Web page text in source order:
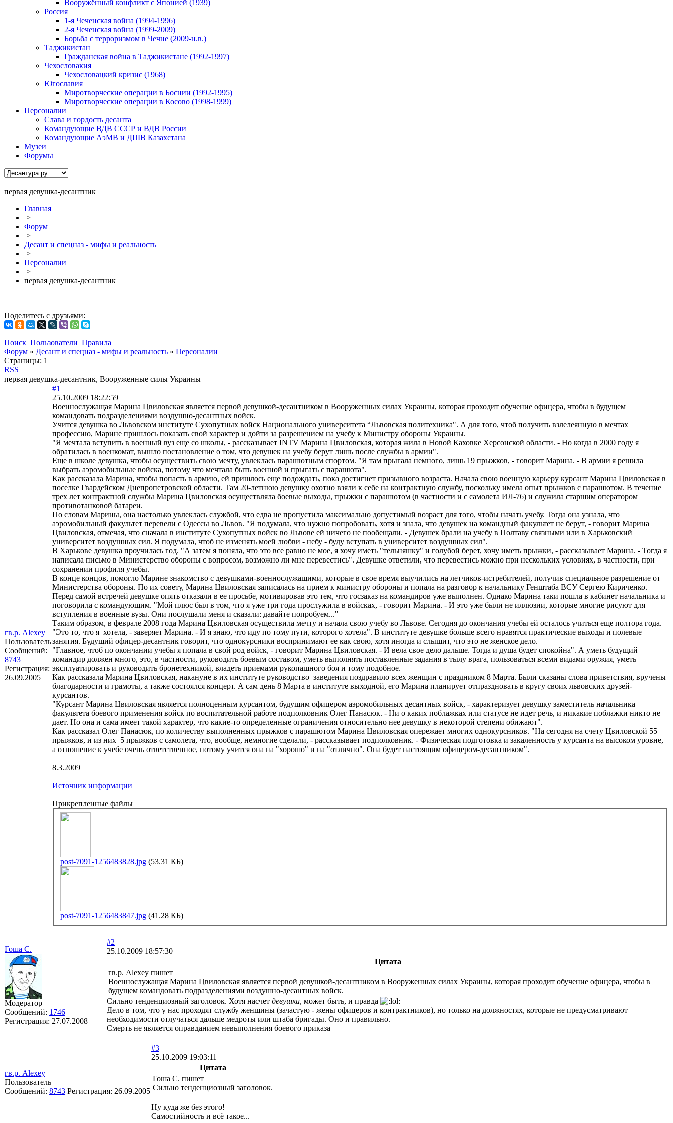
Вооружённый конфликт с Японией (1939)
Россия
1-я Чеченская война (1994-1996)
2-я Чеченская война (1999-2009)
Борьба с терроризмом в Чечне (2009-н.в.)
Таджикистан
Гражданская война в Таджикистане (1992-1997)
Чехословакия
Чехословацкий кризис (1968)
Югославия
Миротворческие операции в Боснии (1992-1995)
Миротворческие операции в Косово (1998-1999)
Персоналии
Слава и гордость десанта
Командующие ВДВ СССР и ВДВ России
Командующие АэМВ и ДШВ Казахстана
Музеи
Форумы
первая девушка-десантник
Главная
>
Форум
>
Десант и спецназ - мифы и реальность
>
Персоналии
>
первая девушка-десантник
Поделитесь с друзьями:
Поиск Пользователи Правила
Форум » Десант и спецназ - мифы и реальность » Персоналии
Страницы: 1
RSS
первая девушка-десантник, Вооруженные силы Украины
гв.р. Alexey
Пользователь
Сообщений:
8743
Регистрация:
26.09.2005
#1
25.10.2009 18:22:59
Военнослужащая Марина Цвиловская является первой девушкой-десантником в Вооруженных силах Украины, которая проходит обучение офицера, чтобы в будущем
командовать подразделениями воздушно-десантных войск.
Учится девушка во Львовском институте Сухопутных войск Национального университета “Львовская политехника". А для того, чтоб получить взлелеянную в мечтах
профессию, Марине пришлось показать свой характер и дойти за разрешением на учебу к Министру обороны Украины.
"Я мечтала вступить в военный вуз еще со школы, - рассказывает INTV Марина Цвиловская, которая жила в Новой Каховке Херсонской области. - Но когда в 2000 году я
обратилась в военкомат, вышло постановление о том, что девушек на учебу берут лишь после службы в армии".
Еще в школе девушка, чтобы осуществить свою мечту, увлеклась парашютным спортом. "Я там прыгала немного, лишь 19 прыжков, - говорит Марина. - В армии я решила
выбрать аэромобильные войска, потому что мечтала быть военной и прыгать с парашюта".
Как рассказала Марина, чтобы попасть в армию, ей пришлось еще подождать, пока достигнет призывного возраста. Начала свою военную карьеру курсант Марина Цвиловская в
поселке Гвардейском Днепропетровской области. Там 20-летнюю девушку охотно взяли к себе на контрактную службу, поскольку имела опыт прыжков с парашютом. В течение
трех лет контрактной службы Марина Цвиловская осуществляла боевые выходы, прыжки с парашютом (в частности и с самолета ИЛ-76) и служила старшим оператором
противотанковой батареи.
По словам Марины, она настолько увлеклась службой, что едва не пропустила максимально допустимый возраст для того, чтобы начать учебу. Тогда она узнала, что
аэромобильный факультет перевели с Одессы во Львов. "Я подумала, что нужно попробовать, хотя и знала, что девушек на командный факультет не берут, - говорит Марина
Цвиловская, отмечая, что сначала в институте Сухопутных войск во Львове ей ничего не пообещали. - Девушек брали на учебу в Полтаву связными или в Харьковский
университет воздушных сил. Я подумала, чтоб не изменять моей любви - небу - буду вступать в университет воздушных сил".
В Харькове девушка проучилась год. "А затем я поняла, что это все равно не мое, я хочу иметь "тельняшку" и голубой берет, хочу иметь прыжки, - рассказывает Марина. - Тогда я
написала письмо в Министерство обороны с вопросом, возможно ли мне перевестись". Девушке ответили, что перевестись можно при нескольких условиях, в частности, при
сохранении профиля учебы.
В конце концов, помогло Марине знакомство с девушками-военнослужащими, которые в свое время выучились на летчиков-истребителей, получив специальное разрешение от
Министерства обороны. По их совету, Марина Цвиловская записалась на прием к министру обороны и попала на разговор к начальнику Генштаба ВСУ Сергею Кириченко.
Перед самой встречей девушке опять отказали в ее просьбе, мотивировав это тем, что госзаказ на командиров уже выполнен. Однако Марина таки пошла в кабинет начальника и
поговорила с командующим. "Мой плюс был в том, что я уже три года прослужила в войсках, - говорит Марина. - И это уже были не иллюзии, которые многие рисуют для
вступления в военные вузы. Они послушали меня и сказали: давайте попробуем..."
Таким образом, в феврале 2008 года Марина Цвиловская осуществила мечту и начала свою учебу во Львове. Сегодня до окончания учебы ей осталось учиться еще полтора года.
"Это то, что я хотела, - заверяет Марина. - И я знаю, что иду по тому пути, которого хотела". В институте девушке больше всего нравятся практические выходы и полевые
занятия. Будущий офицер-десантник говорит, что однокурсники воспринимают ее как свою, хотя иногда и слышит, что это не женское дело.
"Главное, чтоб по окончании учебы я попала в свой род войск, - говорит Марина Цвиловская. - И вела свое дело дальше. Тогда и душа будет спокойна". А уметь будущий
командир должен много, это, в частности, руководить боевым составом, уметь выполнять поставленные задания в тылу врага, пользоваться всеми видами оружия, уметь
эксплуатировать и руководить бронетехникой, владеть приемами рукопашного боя и тому подобное.
Как рассказала Марина Цвиловская, накануне в их институте руководство заведения поздравило всех женщин с праздником 8 Марта. Были сказаны слова приветствия, вручены
благодарности и грамоты, а также состоялся концерт. А сам день 8 Марта в институте выходной, его Марина планирует отпраздновать в кругу своих львовских друзей-
курсантов.
"Курсант Марина Цвиловская является полноценным курсантом, будущим офицером аэромобильных десантных войск, - характеризует девушку заместитель начальника
факультета боевого применения войск по воспитательной работе подполковник Олег Панасюк. - Ни о каких поблажках или статусе не идет речь, и никакие поблажки никто не
дает. Но она и сама имеет такой характер, что какие-то определенные ограничения относительно нее девушку в некоторой степени обижают".
Как рассказал Олег Панасюк, по количеству выполненных прыжков с парашютом Марина Цвиловская опережает многих однокурсников. "На сегодня на счету Цвиловской 55
прыжков, и из них 5 прыжков с самолета, что, вообще, немногие сделали, - рассказывает подполковник. - Физическая подготовка и закаленность у курсанта на высоком уровне,
а отношение к учебе очень ответственное, потому учится она на "хорошо" и на "отлично". Она будет настоящим офицером-десантником".
8.3.2009
Источник информации
Прикрепленные файлы
post-7091-1256483828.jpg (53.31 КБ)
post-7091-1256483847.jpg (41.28 КБ)
Гоша С.
Модератор
Сообщений: 1746
Регистрация: 27.07.2008
#2
25.10.2009 18:57:30
Цитата
гв.р. Alexey пишет
Военнослужащая Марина Цвиловская является первой девушкой-десантником в Вооруженных силах Украины, которая проходит обучение офицера, чтобы в
будущем командовать подразделениями воздушно-десантных войск.
Сильно тенденциозный заголовок. Хотя насчет девушки, может быть, и правда
Дело в том, что у нас проходят службу женщины (зачастую - жены офицеров и контрактников), но только на должностях, которые не предусматривают
необходимости отлучаться дальше медроты или штаба бригады. Оно и правильно.
Смерть не является оправданием невыполнения боевого приказа
гв.р. Alexey
Пользователь
Сообщений: 8743 Регистрация: 26.09.2005
#3
25.10.2009 19:03:11
Цитата
Гоша С. пишет
Сильно тенденциозный заголовок.
Ну куда же без этого!
Самостийность и всё такое...